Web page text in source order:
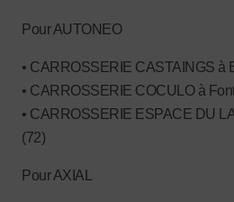
Pour AUTONEO
• CARROSSERIE CASTAINGS à
• CARROSSERIE COCULO à
• CARROSSERIE ESPACE DU
(72)
Pour AXIAL